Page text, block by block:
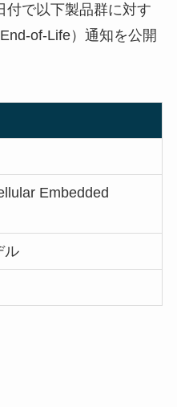
付で以下製品群に対す
of-Life）通知を公開
Embedded
ル